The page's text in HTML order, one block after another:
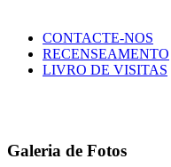
CONTACTE-NOS
RECENSEAMENTO
LIVRO DE VISITAS
Galeria de Fotos